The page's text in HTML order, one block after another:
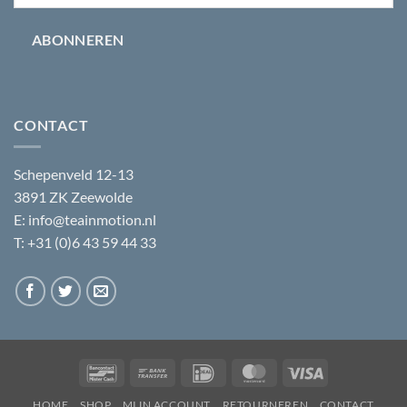
ABONNEREN
CONTACT
Schepenveld 12-13
3891 ZK Zeewolde
E: info@teainmotion.nl
T: +31 (0)6 43 59 44 33
BancontactBank
IDeal MasterCard